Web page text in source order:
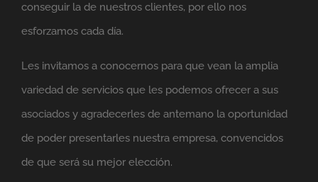
conseguir la de nuestros clientes, por ello nos
esforzamos cada día.
Les invitamos a conocernos para que vean la amplia
variedad de servicios que les podemos ofrecer a sus
asociados y agradecerles de antemano la oportunidad
de poder presentarles nuestra empresa, convencidos
de que será su mejor elección.